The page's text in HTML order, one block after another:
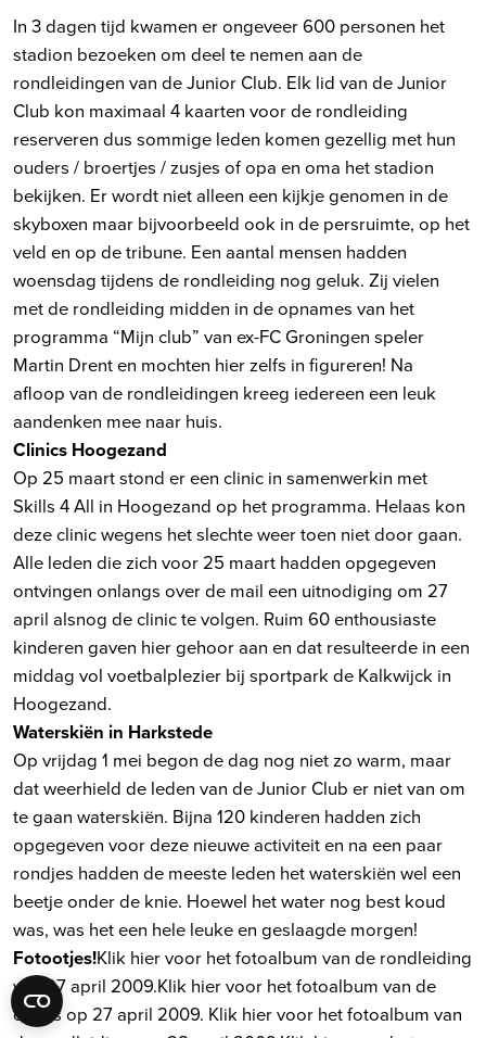
In 3 dagen tijd kwamen er ongeveer 600 personen het
stadion bezoeken om deel te nemen aan de
rondleidingen van de Junior Club. Elk lid van de Junior
Club kon maximaal 4 kaarten voor de rondleiding
reserveren dus sommige leden komen gezellig met hun
ouders / broertjes / zusjes of opa en oma het stadion
bekijken. Er wordt niet alleen een kijkje genomen in de
skyboxen maar bijvoorbeeld ook in de persruimte, op het
veld en op de tribune. Een aantal mensen hadden
woensdag tijdens de rondleiding nog geluk. Zij vielen
met de rondleiding midden in de opnames van het
programma “Mijn club” van ex-FC Groningen speler
Martin Drent en mochten hier zelfs in figureren! Na
afloop van de rondleidingen kreeg iedereen een leuk
aandenken mee naar huis.
Clinics Hoogezand
Op 25 maart stond er een clinic in samenwerkin met
Skills 4 All in Hoogezand op het programma. Helaas kon
deze clinic wegens het slechte weer toen niet door gaan.
Alle leden die zich voor 25 maart hadden opgegeven
ontvingen onlangs over de mail een uitnodiging om 27
april alsnog de clinic te volgen. Ruim 60 enthousiaste
kinderen gaven hier gehoor aan en dat resulteerde in een
middag vol voetbalplezier bij sportpark de Kalkwijck in
Hoogezand.
Waterskiën in Harkstede
Op vrijdag 1 mei begon de dag nog niet zo warm, maar
dat weerhield de leden van de Junior Club er niet van om
te gaan waterskiën. Bijna 120 kinderen hadden zich
opgegeven voor deze nieuwe activiteit en na een paar
rondjes hadden de meeste leden het waterskiën wel een
beetje onder de knie. Hoewel het water nog best koud
was, was het een hele leuke en geslaagde morgen!
Fotootjes!Klik hier voor het fotoalbum van de rondleiding
van 27 april 2009.Klik hier voor het fotoalbum van de
clinics op 27 april 2009. Klik hier voor het fotoalbum van